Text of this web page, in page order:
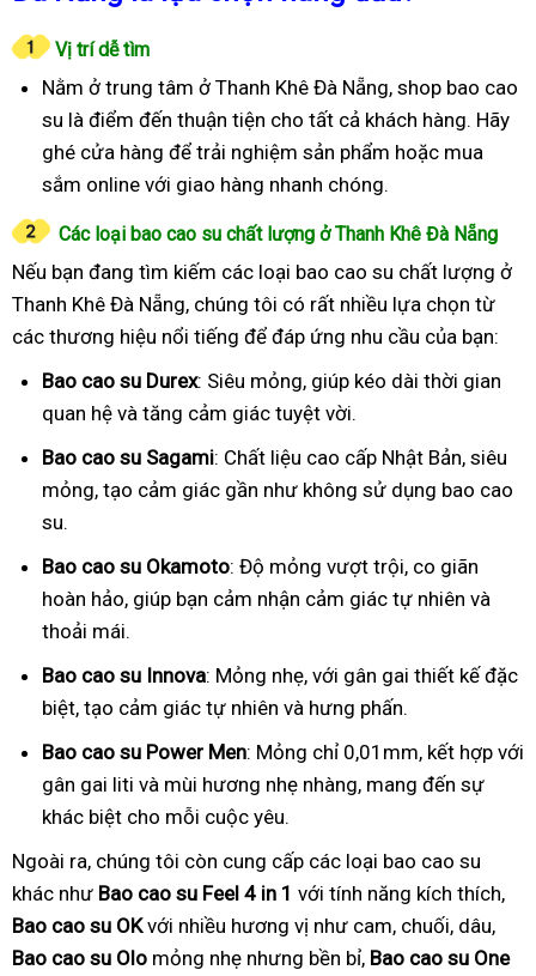
Vị trí dễ tìm
Nằm ở trung tâm ở Thanh Khê Đà Nẵng, shop bao cao
su là điểm đến thuận tiện cho tất cả khách hàng. Hãy
ghé cửa hàng để trải nghiệm sản phẩm hoặc mua
sắm online với giao hàng nhanh chóng.
Các loại bao cao su chất lượng ở Thanh Khê Đà Nẵng
Nếu bạn đang tìm kiếm các loại bao cao su chất lượng ở
Thanh Khê Đà Nẵng, chúng tôi có rất nhiều lựa chọn từ
các thương hiệu nổi tiếng để đáp ứng nhu cầu của bạn:
Bao cao su Durex: Siêu mỏng, giúp kéo dài thời gian
quan hệ và tăng cảm giác tuyệt vời.
Bao cao su Sagami: Chất liệu cao cấp Nhật Bản, siêu
mỏng, tạo cảm giác gần như không sử dụng bao cao
su.
Bao cao su Okamoto: Độ mỏng vượt trội, co giãn
hoàn hảo, giúp bạn cảm nhận cảm giác tự nhiên và
thoải mái.
Bao cao su Innova: Mỏng nhẹ, với gân gai thiết kế đặc
biệt, tạo cảm giác tự nhiên và hưng phấn.
Bao cao su Power Men: Mỏng chỉ 0,01mm, kết hợp với
gân gai liti và mùi hương nhẹ nhàng, mang đến sự
khác biệt cho mỗi cuộc yêu.
Ngoài ra, chúng tôi còn cung cấp các loại bao cao su
khác như Bao cao su Feel 4 in 1 với tính năng kích thích,
Bao cao su OKvới nhiều hương vị như cam, chuối, dâu,
Bao cao su Olo mỏng nhẹ nhưng bền bỉ, Bao cao su One